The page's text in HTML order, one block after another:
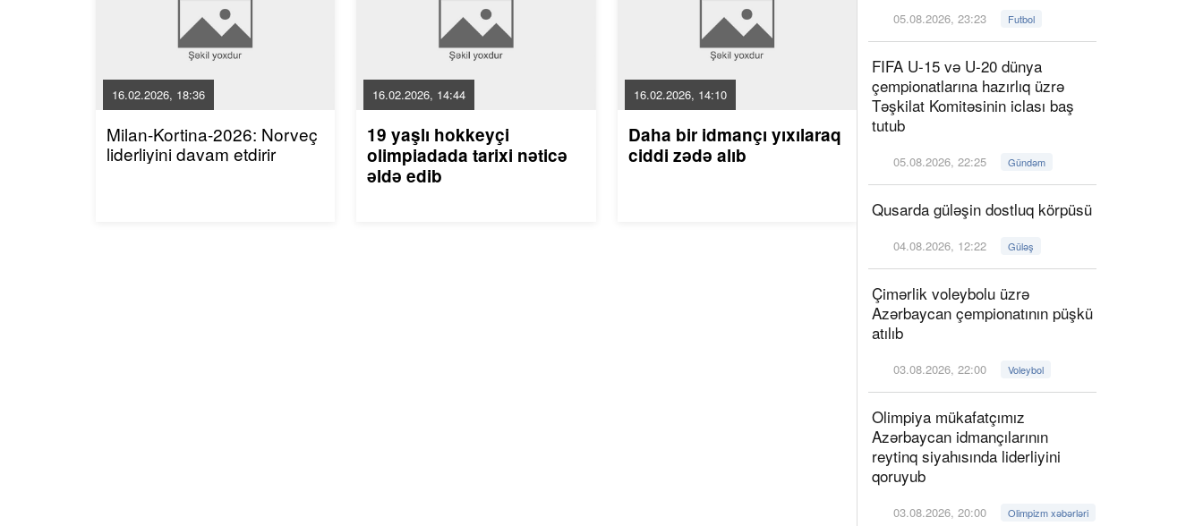
16.02.2026, 18:36
Milan-Kortina-2026: Norveç
liderliyini davam etdirir
16.02.2026, 14:44
19 yaşlı hokkeyçi
olimpiadada tarixi nəticə
əldə edib
16.02.2026, 14:10
Daha bir idmançı yıxılaraq
ciddi zədə alıb
05.08.2026, 23:23 Futbol
FIFA U-15 və U-20 dünya
çempionatlarına hazırlıq üzrə
Təşkilat Komitəsinin iclası baş
tutub
05.08.2026, 22:25 Gündəm
Qusarda güləşin dostluq körpüsü
04.08.2026, 12:22 Güləş
Çimərlik voleybolu üzrə
Azərbaycan çempionatının püşkü
atılıb
03.08.2026, 22:00 Voleybol
Olimpiya mükafatçımız
Azərbaycan idmançılarının
reytinq siyahısında liderliyini
qoruyub
03.08.2026, 20:00 Olimpizm xəbərləri